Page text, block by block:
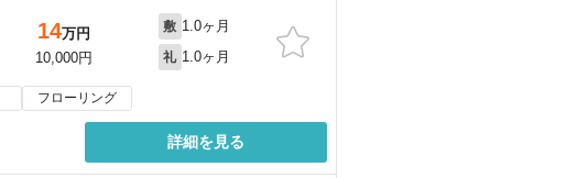
14万円
10,000円
敷 1.0ヶ月
礼 1.0ヶ月
フローリング
詳細を見る